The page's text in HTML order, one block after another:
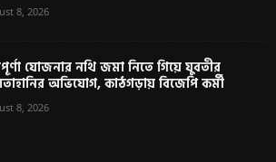
8, 2026
যোজনার নথি জমা নিতে গিয়ে যুবতীর
অভিযোগ, কাঠগড়ায় বিজেপি কর্মী
8, 2026